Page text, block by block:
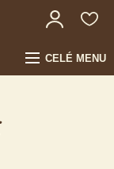
CELÉ MENU